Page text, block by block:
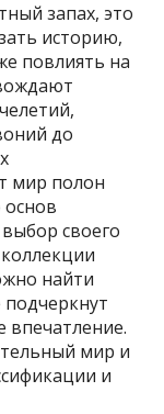
запах, это
историю,
повлиять на
до
мир полон
своего
найти
впечатление.
мир и
и